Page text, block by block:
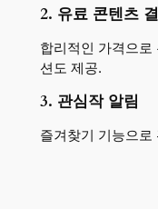
2. 유료 콘텐츠
합리적인 가격으로
션도 제공.
3. 관심작 알림
즐겨찾기 기능으로